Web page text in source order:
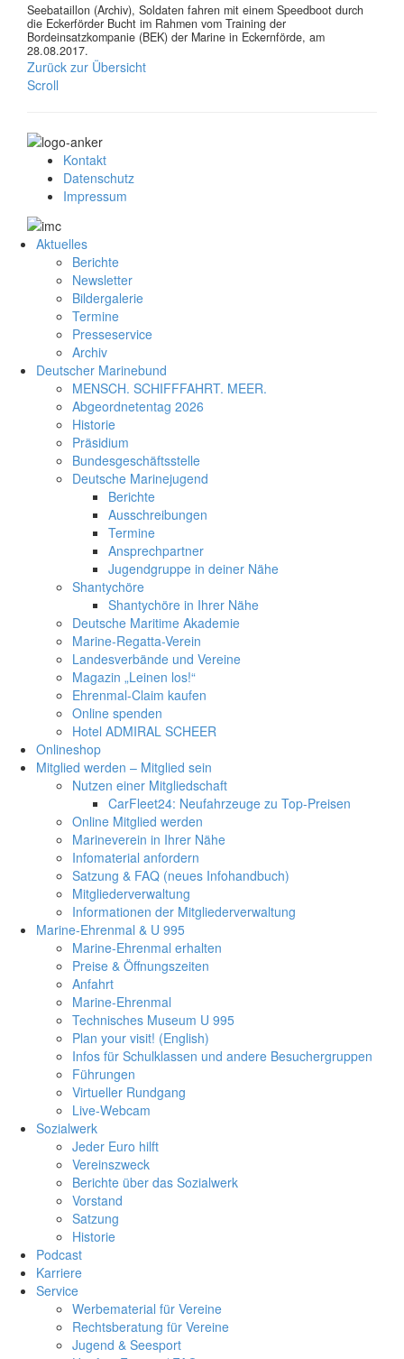
Seebataillon (Archiv), Soldaten fahren mit einem Speedboot durch
die Eckerförder Bucht im Rahmen vom Training der
Bordeinsatzkompanie (BEK) der Marine in Eckernförde, am
28.08.2017.
Zurück zur Übersicht
Scroll
Kontakt
Datenschutz
Impressum
Aktuelles
Berichte
Newsletter
Bildergalerie
Termine
Presseservice
Archiv
Deutscher Marinebund
MENSCH. SCHIFFFAHRT. MEER.
Abgeordnetentag 2026
Historie
Präsidium
Bundesgeschäftsstelle
Deutsche Marinejugend
Berichte
Ausschreibungen
Termine
Ansprechpartner
Jugendgruppe in deiner Nähe
Shantychöre
Shantychöre in Ihrer Nähe
Deutsche Maritime Akademie
Marine-Regatta-Verein
Landesverbände und Vereine
Magazin „Leinen los!“
Ehrenmal-Claim kaufen
Online spenden
Hotel ADMIRAL SCHEER
Onlineshop
Mitglied werden – Mitglied sein
Nutzen einer Mitgliedschaft
CarFleet24: Neufahrzeuge zu Top-Preisen
Online Mitglied werden
Marineverein in Ihrer Nähe
Infomaterial anfordern
Satzung & FAQ (neues Infohandbuch)
Mitgliederverwaltung
Informationen der Mitgliederverwaltung
Marine-Ehrenmal & U 995
Marine-Ehrenmal erhalten
Preise & Öffnungszeiten
Anfahrt
Marine-Ehrenmal
Technisches Museum U 995
Plan your visit! (English)
Infos für Schulklassen und andere Besuchergruppen
Führungen
Virtueller Rundgang
Live-Webcam
Sozialwerk
Jeder Euro hilft
Vereinszweck
Berichte über das Sozialwerk
Vorstand
Satzung
Historie
Podcast
Karriere
Service
Werbematerial für Vereine
Rechtsberatung für Vereine
Jugend & Seesport